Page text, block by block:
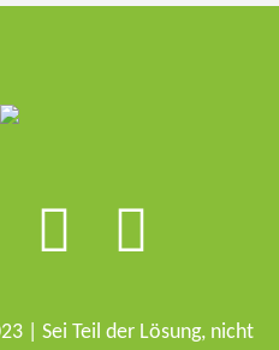
| Sei Teil der Lösung, nicht